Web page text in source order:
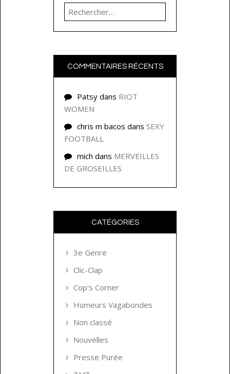
Rechercher :
COMMENTAIRES RÉCENTS
Patsy dans RIOT
WOMEN
chris m bacos dans SEXY
FOOTBALL
mich dans MERVEILLES
DE GROSEILLES
CATÉGORIES
3e Genre
Clic-Clap
Cop's Corner
Humeurs Vagabondes
Non classé
Nouvelles
Presse Purée